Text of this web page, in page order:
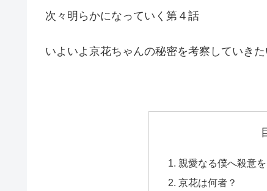
次々明らかになっていく第４話
いよいよ京花ちゃんの秘密を考察していきた
親愛なる僕へ殺意
京花は何者？